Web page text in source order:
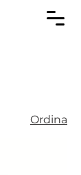
Ordina